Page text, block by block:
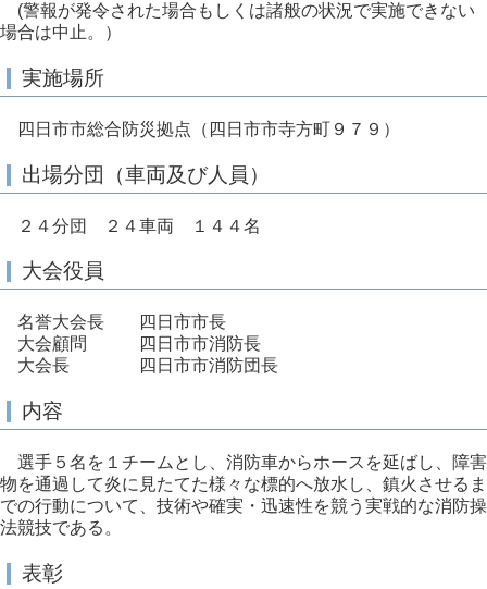
(警報が発令された場合もしくは諸般の状況で実施できない
場合は中止。）
実施場所
四日市市総合防災拠点（四日市市寺方町９７９）
出場分団（車両及び人員）
２４分団 ２４車両 １４４名
大会役員
名誉大会長 四日市市長
大会顧問 四日市市消防長
大会長 四日市市消防団長
内容
選手５名を１チームとし、消防車からホースを延ばし、障害
物を通過して炎に見たてた様々な標的へ放水し、鎮火させるま
での行動について、技術や確実・迅速性を競う実戦的な消防操
法競技である。
表彰